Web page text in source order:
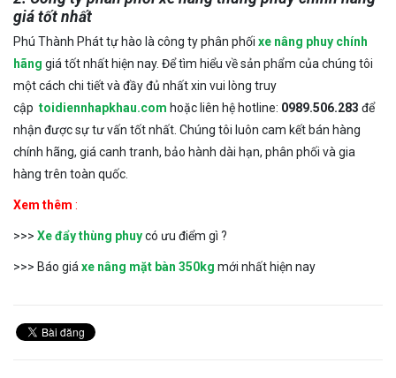
giá tốt nhất
Phú Thành Phát tự hào là công ty phân phối xe nâng phuy chính
hãng giá tốt nhất hiện nay. Để tìm hiểu về sản phẩm của chúng tôi
một cách chi tiết và đầy đủ nhất xin vui lòng truy
cập toidiennhapkhau.com hoặc liên hệ hotline: 0989.506.283 để
nhận được sự tư vấn tốt nhất. Chúng tôi luôn cam kết bán hàng
chính hãng, giá canh tranh, bảo hành dài hạn, phân phối và gia
hàng trên toàn quốc.
Xem thêm :
>>> Xe đẩy thùng phuycó ưu điểm gì ?
>>> Báo giá xe nâng mặt bàn 350kg mới nhất hiện nay